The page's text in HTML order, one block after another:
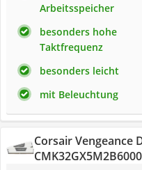
Arbeitsspeicher
besonders hohe
Taktfrequenz
besonders leicht
mit Beleuchtung
Corsair Vengeance